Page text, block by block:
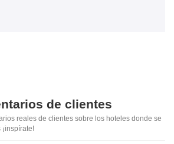
de clientes
reales de clientes sobre los hoteles donde se